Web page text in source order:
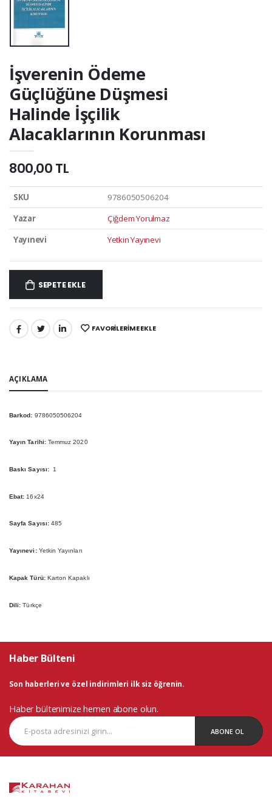
İşverenin Ödeme
Güçlüğüne Düşmesi
Halinde İşçilik
Alacaklarının Korunması
800,00 TL
SKU
9786050506204
Yazar
Çiğdem Yorulmaz
Yayınevi
Yetkin Yayınevi
SEPETE EKLE
PAYLAŞ: FAVORILERIME EKLE
AÇIKLAMA
Barkod: 9786050506204
Yayın Tarihi:Temmuz 2020
Baskı Sayısı: 1
Ebat: 16x24
Sayfa Sayısı: 485
Yayınevi: Yetkin Yayınları
Kapak Türü:Karton Kapaklı
Dili: Türkçe
Haber Bülteni
Son haberleri ve özel indirimleri ilk siz öğrenin.
Haber bültenimize hemen abone olun.
ABONE OL